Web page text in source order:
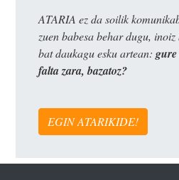
ATARIA ez da soilik
zuen babesa behar dugu,
bat daukagu esku artean:
falta zara, bazatoz?
EGIN ATARIKIDE!